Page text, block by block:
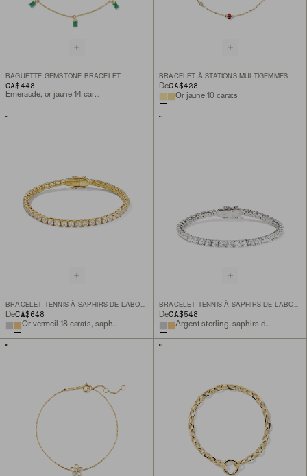
BAGUETTE GEMSTONE BRACELET
CA$448
Émeraude, or jaune 14 carats
BRACELET À STATIONS MULTIGEMMES
DeCA$428
Or jaune 10 carats
BRACELET TENNIS À SAPHIRS DE LABORATOIRE
DeCA$648
Or vermeil 18 carats, saphir blanc de laboratoire
BRACELET TENNIS À SAPHIRS DE LABORATOIRE
DeCA$548
Argent sterling, saphirs de laboratoire